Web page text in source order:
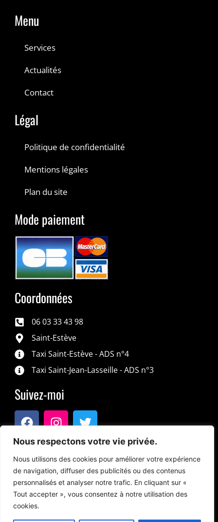
Nous respectons votre vie privée.
Nous utilisons des cookies pour améliorer votre expérience
de navigation, diffuser des publicités ou des contenus
personnalisés et analyser notre trafic. En cliquant sur «
Tout accepter », vous consentez à notre utilisation des
cookies.
Menu
Services
Actualités
Contact
Légal
Politique de confidentialité
Mentions légales
Plan du site
Mode paiement
Coordonnées
06 03 33 43 98
Saint-Estève
Taxi Saint-Estève - ADS n°4
Taxi Saint-Jean-Lasseille - ADS n°3
Suivez-moi
JE RÉSERVE UN TRAJET